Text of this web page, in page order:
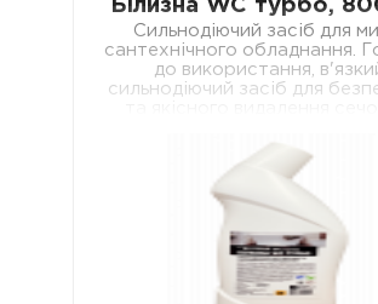
Білизна WC турбо,
Сильнодіючий засіб для
сантехнічного обладнання.
до використання,
сильнодіючий засіб для
відкладень з внутрішніх